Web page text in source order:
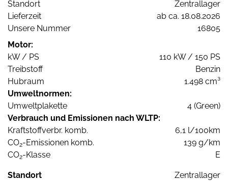
Standort
Zentrallager
Lieferzeit
ab ca. 18.08.2026
Unsere Nummer
16805
Motor:
kW / PS
110 kW / 150 PS
Treibstoff
Benzin
Hubraum
1.498 cm³
Umweltnormen:
Umweltplakette
4 (Green)
Verbrauch und Emissionen nach WLTP:
Kraftstoffverbr. komb.
6,1 l/100km
CO2-Emissionen komb.
139 g/km
CO2-Klasse E
Standort Zentrallager